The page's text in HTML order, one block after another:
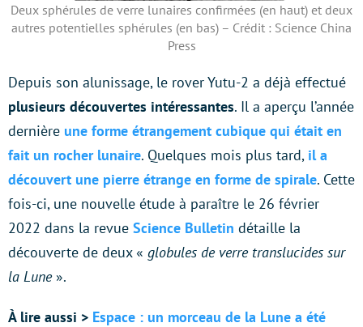
Deux sphérules de verre lunaires confirmées (en haut) et deux
autres potentielles sphérules (en bas) – Crédit : Science China
Press
Depuis son alunissage, le rover Yutu-2 a déjà effectué
plusieurs découvertes intéressantes. Il a aperçu l’année
dernière une forme étrangement cubique qui était en
fait un rocher lunaire. Quelques mois plus tard, il a
découvert une pierre étrange en forme de spirale. Cette
fois-ci, une nouvelle étude à paraître le 26 février
2022 dans la revue Science Bulletin détaille la
découverte de deux « globules de verre translucides sur
la Lune».
À lire aussi > Espace : un morceau de la Lune a été